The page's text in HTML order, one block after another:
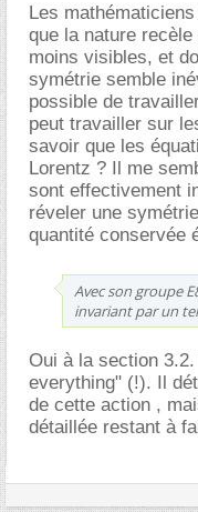
Les
que la nature
moins visibles, et
symétrie semble
possible de
peut travailler sur
savoir que les
Lorentz ? Il me
sont effectivement
réveler une
quantité conservée
Avec son groupe
invariant par un
Oui à la section
everything" (!). Il
de cette action ,
détaillée restant à